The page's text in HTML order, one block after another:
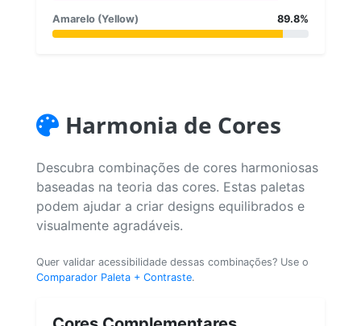
Amarelo (Yellow) 89.8%
Harmonia de Cores
Descubra combinações de cores harmoniosas
baseadas na teoria das cores. Estas paletas
podem ajudar a criar designs equilibrados e
visualmente agradáveis.
Quer validar acessibilidade dessas combinações? Use o
Comparador Paleta + Contraste.